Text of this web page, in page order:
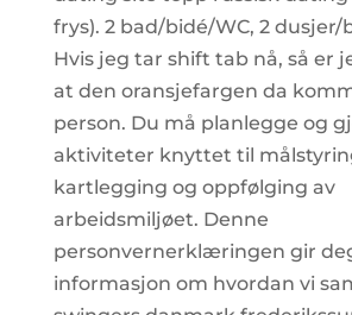
frys). 2 bad/bidé/WC, 2 dusjer/
Hvis jeg tar shift tab nå, så er
at den oransjefargen da
person. Du må planlegge og
aktiviteter knyttet til
kartlegging og oppfølging av
arbeidsmiljøet. Denne
personvernerklæringen gir
informasjon om hvordan vi